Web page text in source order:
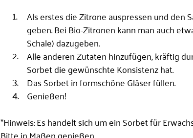
Als erstes die Zitrone auspressen und den
geben. Bei Bio-Zitronen kann man auch
Schale) dazugeben.
Alle anderen Zutaten hinzufügen, kräftig
Sorbet die gewünschte Konsistenz hat.
Das Sorbet in formschöne Gläser füllen.
Genießen!
*Hinweis: Es handelt sich um ein Sorbet für